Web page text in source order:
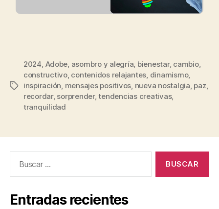
2024, Adobe, asombro y alegría, bienestar, cambio,
constructivo, contenidos relajantes, dinamismo,
inspiración, mensajes positivos, nueva nostalgia, paz,
recordar, sorprender,tendencias creativas,
tranquilidad
Entradas recientes